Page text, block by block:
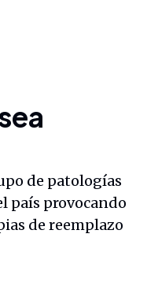
de patologías
país provocando
de reemplazo